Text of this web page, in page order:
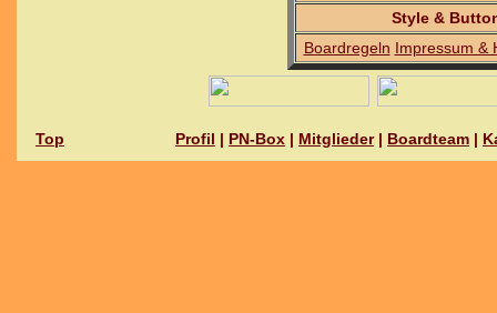
Style &
Boardregeln Impressum &
Top Profil | PN-Box | Mitglieder| Boardteam |